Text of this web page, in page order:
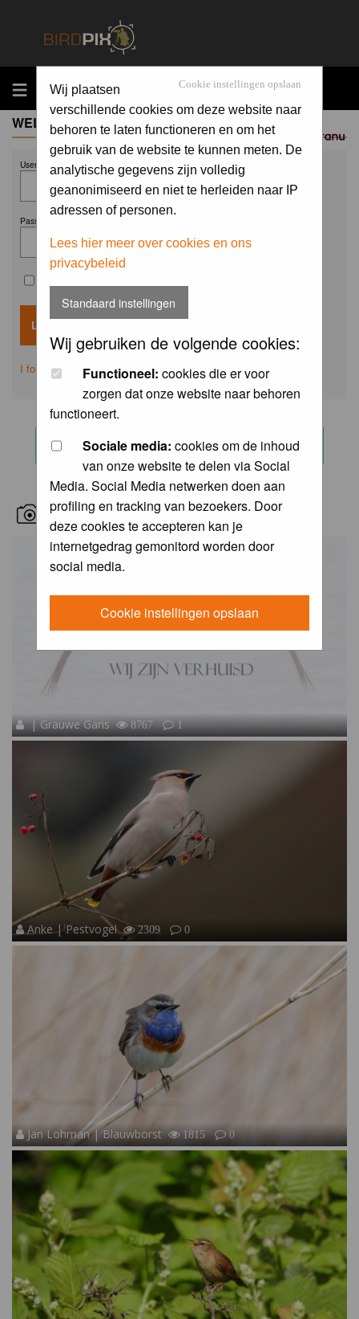
MENU
Sponsored by
Cookie instellingen opslaan
Wij plaatsen
verschillende cookies om deze website naar
behoren te laten functioneren en om het
gebruik van de website te kunnen meten. De
analytische gegevens zijn volledig
geanonimiseerd en niet te herleiden naar IP
adressen of personen.
Lees hier meer over cookies en ons
privacybeleid
Standaard instellingen
Wij gebruiken de volgende cookies:
Functioneel: cookies die er voor
zorgen dat onze website naar behoren
functioneert.
Sociale media: cookies om de inhoud
van onze website te delen via Social
Media. Social Media netwerken doen aan
profiling en tracking van bezoekers. Door
deze cookies te accepteren kan je
internetgedrag gemonitord worden door
social media.
Cookie instellingen opslaan
WELCOME GUEST
Username:
Password:
I forgot my password
RECENT BIRD PICS
| Grauwe Gans 8767 1
Anke | Pestvogel 2309 0
Jan Lohman | Blauwborst 1815 0